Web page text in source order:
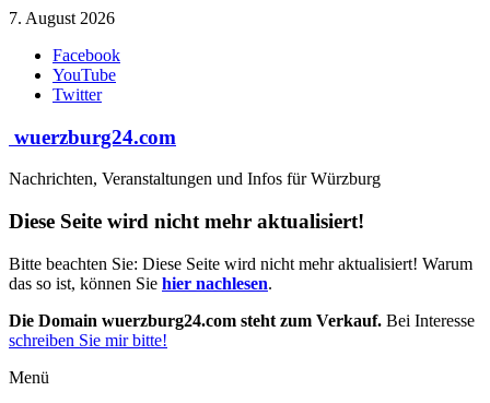
Zum
springen
7. August 2026
Facebook
YouTube
Twitter
wuerzburg24.com
Nachrichten, Veranstaltungen und Infos für Würzburg
Diese Seite wird nicht mehr aktualisiert!
Bitte beachten Sie: Diese Seite wird nicht mehr aktualisiert! Warum
das so ist, können Sie hier nachlesen.
Die Domain wuerzburg24.com steht zum Verkauf. Bei Interesse
schreiben Sie mir bitte!
Menü